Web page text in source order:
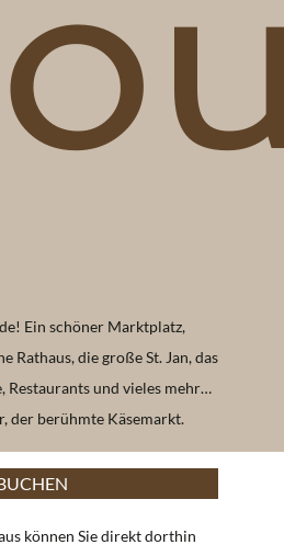
Ein schöner Marktplatz,
Rathaus, die große St. Jan, das
Restaurants und vieles mehr…
der berühmte Käsemarkt.
können Sie direkt dorthin